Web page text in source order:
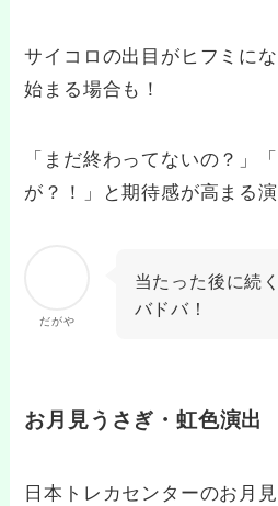
サイコロの出目がヒフミに
始まる場合も！
「まだ終わってないの？」
が？！」と期待感が高まる演
だがや
当たった後に続
バドバ！
お月見うさぎ・虹色演出
日本トレカセンターのお月